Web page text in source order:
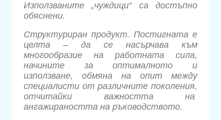
Използваните „чуждици“ са достъпно
обяснени.
Структуриран продукт. Постигната е
целта – да се насърчава към
многообразие на работната сила,
начините за оптималното и
използване, обмяна на опит между
специалисти от различните поколения,
отчитайки важността на
ангажираността на ръководството.